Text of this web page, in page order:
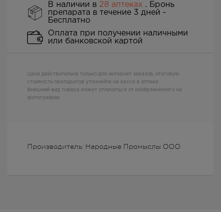
Производитель: Народные Промыслы ООО
В наличии в 28 аптеках . Бронь
препарата в течение 3 дней -
Бесплатно
Оплата при получении наличными
или банковской картой
Цена действительна только для интернет заказов, итоговую
стоимость препаратов уточняйте на кассе в аптеке
Внешний вид товара может отличаться от изображенного на
фотографии